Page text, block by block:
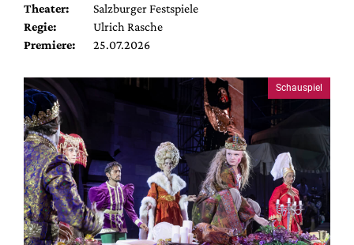
Theater:
Salzburger Festspiele
Regie:
Ulrich Rasche
Premiere:
25.07.2026
Schauspiel